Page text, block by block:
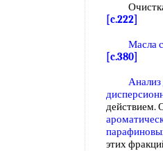
Очистка
[c.222]
Масла
[c.380]
действием.
этих